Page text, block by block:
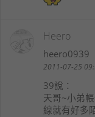
Heero
heero0939
2011-07-25
39說：
天哥~小弟
線就有好多